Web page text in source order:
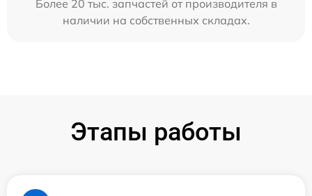
Более 20 тыс. запчастей от производителя в
наличии на собственных складах.
Этапы работы